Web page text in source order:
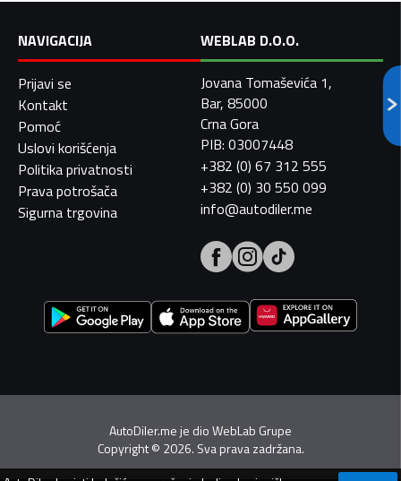
NAVIGACIJA
Prijavi se
Kontakt
Pomoć
Uslovi korišćenja
Politika privatnosti
Prava potrošača
Sigurna trgovina
WEBLAB D.O.O.
Jovana Tomaševića 1,
Bar, 85000
Crna Gora
PIB: 03007448
+382 (0) 67 312 555
+382 (0) 30 550 099
info@autodiler.me
AutoDiler.me je dioWebLab Grupe
Copyright© 2026. Sva prava zadržana.